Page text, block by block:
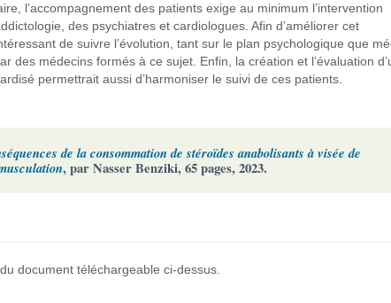
l’accompagnement des patients exige au minimum l’intervention
des psychiatres et cardiologues. Afin d’améliorer cet
de suivre l’évolution, tant sur le plan psychologique que
des médecins formés à ce sujet. Enfin, la création et l’évaluation
permettrait aussi d’harmoniser le suivi de ces patients.
de la consommation de stéroïdes anabolisants à visée de
, par Nasser Benziki, 65 pages, 2023.
document téléchargeable ci-dessus.